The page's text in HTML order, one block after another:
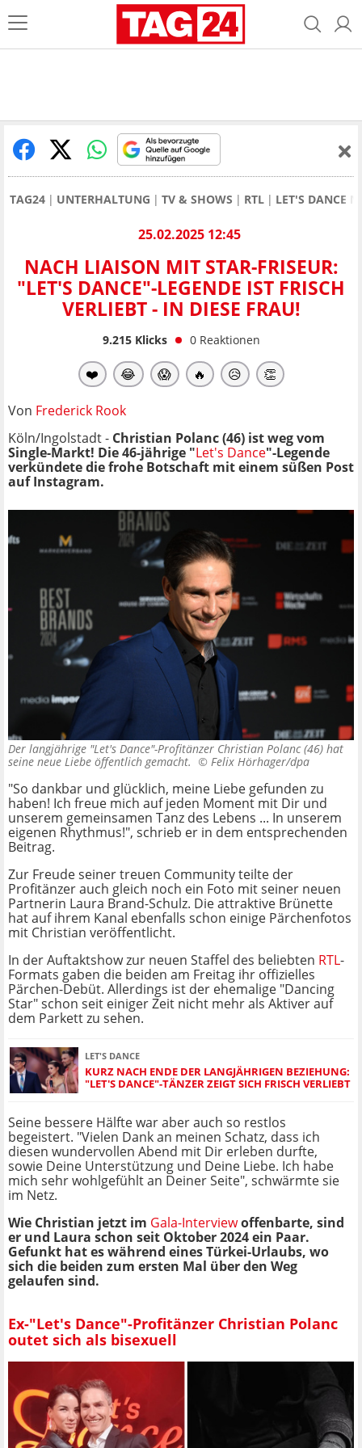
TAG24 UNTERHALTUNG TV & SHOWS RTL LET'S DANCE
25.02.2025 12:45
NACH LIAISON MIT STAR-FRISEUR:
"LET'S DANCE"-LEGENDE IST FRISCH
VERLIEBT - IN DIESE FRAU!
9.215Klicks 0 Reaktionen
❤️ 😂 😱 🔥 😥 👏
Von Frederick Rook
Köln/Ingolstadt - Christian Polanc (46) ist weg vom
Single-Markt! Die 46-jährige "Let's Dance"-Legende
verkündete die frohe Botschaft mit einem süßen Post
auf Instagram.
Der langjährige "Let's Dance"-Profitänzer Christian Polanc (46) hat
seine neue Liebe öffentlich gemacht. © Felix Hörhager/dpa
"So dankbar und glücklich, meine Liebe gefunden zu
haben! Ich freue mich auf jeden Moment mit Dir und
unserem gemeinsamen Tanz des Lebens ... In unserem
eigenen Rhythmus!", schrieb er in dem entsprechenden
Beitrag.
Zur Freude seiner treuen Community teilte der
Profitänzer auch gleich noch ein Foto mit seiner neuen
Partnerin Laura Brand-Schulz. Die attraktive Brünette
hat auf ihrem Kanal ebenfalls schon einige Pärchenfotos
mit Christian veröffentlicht.
In der Auftaktshow zur neuen Staffel des beliebten RTL-
Formats gaben die beiden am Freitag ihr offizielles
Pärchen-Debüt. Allerdings ist der ehemalige "Dancing
Star" schon seit einiger Zeit nicht mehr als Aktiver auf
dem Parkett zu sehen.
LET'S DANCE
KURZ NACH ENDE DER LANGJÄHRIGEN BEZIEHUNG:
"LET'S DANCE"-TÄNZER ZEIGT SICH FRISCH VERLIEBT
Seine bessere Hälfte war aber auch so restlos
begeistert. "Vielen Dank an meinen Schatz, dass ich
diesen wundervollen Abend mit Dir erleben durfte,
sowie Deine Unterstützung und Deine Liebe. Ich habe
mich sehr wohlgefühlt an Deiner Seite", schwärmte sie
im Netz.
Wie Christian jetzt im Gala-Interviewoffenbarte, sind
er und Laura schon seit Oktober 2024 ein Paar.
Gefunkt hat es während eines Türkei-Urlaubs, wo
sich die beiden zum ersten Mal über den Weg
gelaufen sind.
Ex-"Let's Dance"-Profitänzer Christian Polanc
outet sich als bisexuell